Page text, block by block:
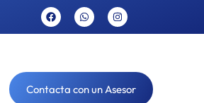
Contacta con un Asesor